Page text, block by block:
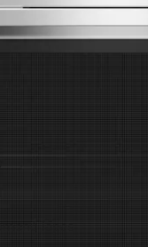
dienas
kepinti, su bel.
Energijos vartojimo